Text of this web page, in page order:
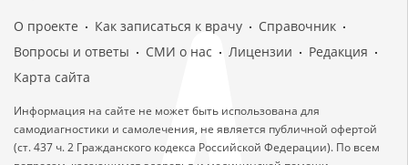
О проекте Как записаться к врачу
Справочник
Вопросы и ответы
СМИ о нас Лицензии
Редакция
Карта сайта
Информация на сайте не может быть использована для
самодиагностики и самолечения, не является публичной офертой
(ст. 437 ч. 2 Гражданского кодекса Российской Федерации). По всем